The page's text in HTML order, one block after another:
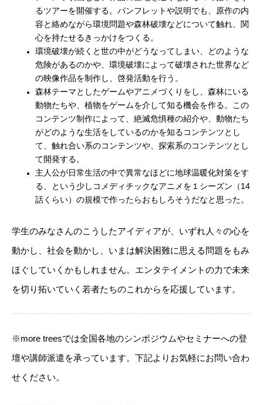
るツアーを開催する。パンフレットや説明でも、原作の内
容と絡めながら環境問題や森林破壊などについて触れ、関
心を持たせるきっかけをつくる。
環境破壊が続くと世の中がどうなってしまい、どのような
危険があるのかや、環境破壊によって破壊された世界など
の映像作品を制作し、啓発活動を行う。
森林テーマとしたゲームやアニメづくりをし、森林にいる
動物たちや、植物をゲームを介して知る機会を作る。この
コンテンツ制作によって、絶滅危惧種の紹介や、動物たち
がどのような生活をしているのかを知るコンテンツとし
て、触れ合い系のコンテンツや、探索系のコンテンツとし
て開発する。
主人公が日常生活の中で異常なほどに地球温暖化対策をす
る、という少しコメディチックなアニメを１シーズン（14
話くらい）の規模で作ったらおもしろそうだなと思った。
学生のみなさんのこうしたアイディアが、いずれ人々の心を
動かし、社会を動かし、いまは解決困難に思える問題をもみ
ほぐしていくかもしれません。エンタテイメントの力で未来
を切り拓いていく若者たちのこれからを応援しています。
※more treesでは全国各地のシンポジウムやセミナーへの登
壇や講師派遣を承っています。下記よりお気軽にお問い合わ
せください。